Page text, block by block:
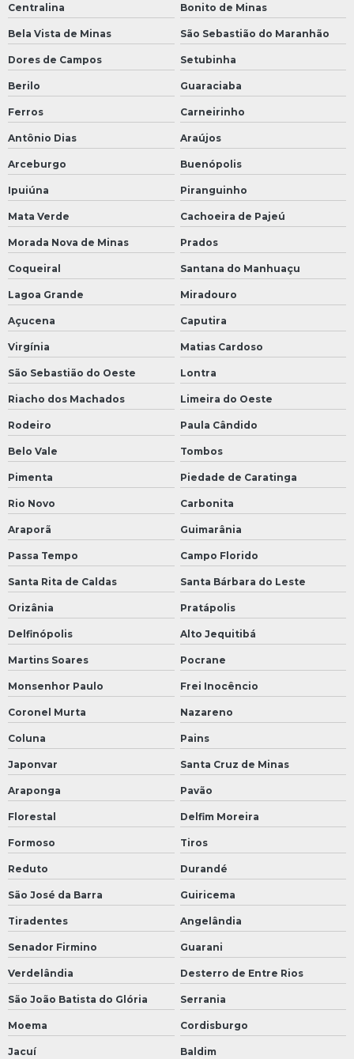
Centralina Bonito de Minas
Bela Vista de Minas São Sebastião do Maranhão
Dores de Campos Setubinha
Berilo Guaraciaba
Ferros Carneirinho
Antônio Dias Araújos
Arceburgo Buenópolis
Ipuiúna Piranguinho
Mata Verde Cachoeira de Pajeú
Morada Nova de Minas Prados
Coqueiral Santana do Manhuaçu
Lagoa Grande Miradouro
Açucena Caputira
Virgínia Matias Cardoso
São Sebastião do Oeste Lontra
Riacho dos Machados Limeira do Oeste
Rodeiro Paula Cândido
Belo Vale Tombos
Pimenta Piedade de Caratinga
Rio Novo Carbonita
Araporã Guimarânia
Passa Tempo Campo Florido
Santa Rita de Caldas Santa Bárbara do Leste
Orizânia Pratápolis
Delfinópolis Alto Jequitibá
Martins Soares Pocrane
Monsenhor Paulo Frei Inocêncio
Coronel Murta Nazareno
Coluna Pains
Japonvar Santa Cruz de Minas
Araponga Pavão
Florestal Delfim Moreira
Formoso Tiros
Reduto Durandé
São José da Barra Guiricema
Tiradentes Angelândia
Senador Firmino Guarani
Verdelândia Desterro de Entre Rios
São João Batista do Glória Serrania
Moema Cordisburgo
Jacuí Baldim